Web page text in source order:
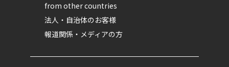
from other countries
法人・自治体のお客様
報道関係・メディアの方